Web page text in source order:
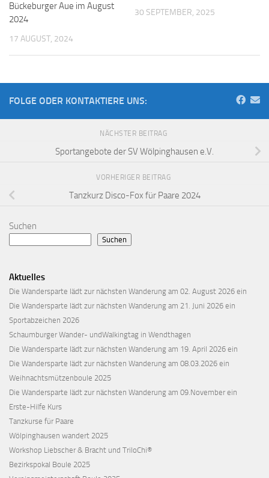
Bückeburger Aue im August
2024
17 AUGUST, 2024
30 SEPTEMBER, 2025
FOLGE ODER KONTAKTIERE UNS:
NÄCHSTER BEITRAG
Sportangebote der SV Wölpinghausen e.V.
VORHERIGER BEITRAG
Tanzkurz Disco-Fox für Paare 2024
Suchen
Suchen
Aktuelles
Die Wandersparte lädt zur nächsten Wanderung am 02. August 2026 ein
Die Wandersparte lädt zur nächsten Wanderung am 21. Juni 2026 ein
Sportabzeichen 2026
Schaumburger Wander- undWalkingtag in Wendthagen
Die Wandersparte lädt zur nächsten Wanderung am 19. April 2026 ein
Die Wandersparte lädt zur nächsten Wanderung am 08.03.2026 ein
Weihnachtsmützenboule 2025
Die Wandersparte lädt zur nächsten Wanderung am 09.November ein
Erste-Hilfe Kurs
Tanzkurse für Paare
Wölpinghausen wandert 2025
Workshop Liebscher & Bracht und TriloChi®
Bezirkspokal Boule 2025